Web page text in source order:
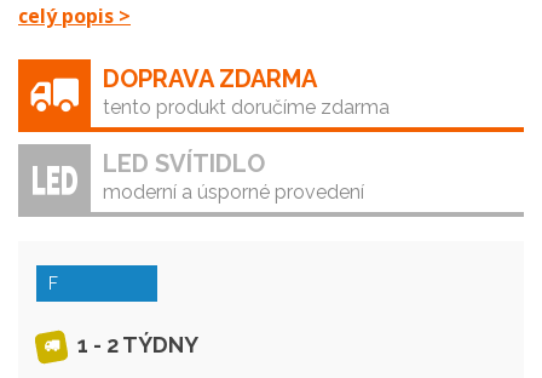
celý popis >
DOPRAVA ZDARMA
tento produkt doručíme zdarma
LED SVÍTIDLO
moderní a úsporné provedení
F
1 - 2 TÝDNY